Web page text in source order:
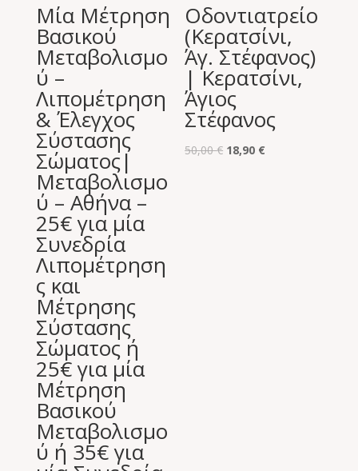
Μία Μέτρηση
Βασικού
Μεταβολισμο
ύ –
Λιπομέτρηση
& Έλεγχος
Σύστασης
Σώματος|
Μεταβολισμο
ύ – Αθήνα –
25€ για μία
Συνεδρία
Λιπομέτρηση
ς και
Μέτρησης
Σύστασης
Σώματος ή
25€ για μία
Μέτρηση
Βασικού
Μεταβολισμο
ύ ή 35€ για
Οδοντιατρείο
(Κερατσίνι,
Άγ. Στέφανος)
| Κερατσίνι,
Άγιος
Στέφανος
50,00€ Original
18,90 €